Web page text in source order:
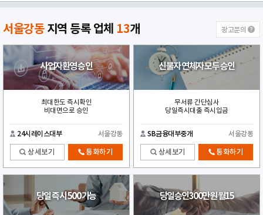
서울강동 지역 등록 업체 13개 광고문의
사업자환영 승인
최대한도 즉시확인
비대면으로 승인
24시레이스대부 서울강동
상세보기 통화하기
신불자 연체자 모두 승인
무서류 간단심사
당일즉시대출 즉시입금
SB금융대부중개 서울강동
상세보기 통화하기
당일 즉시 500 가능 당일승인300만원 월15